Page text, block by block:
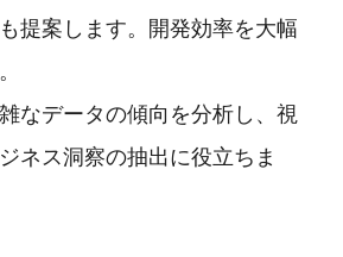
提案します。開発効率を大幅
なデータの傾向を分析し、視
ネス洞察の抽出に役立ちま